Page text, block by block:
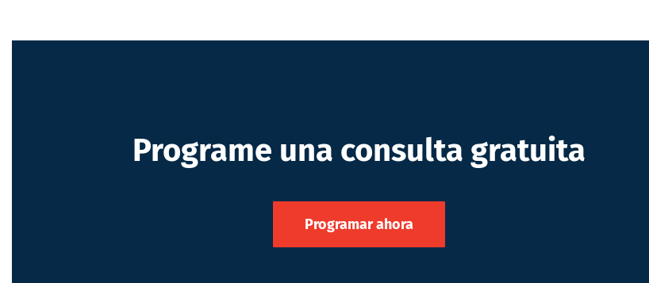
Programe una consulta gratuita
Programar ahora